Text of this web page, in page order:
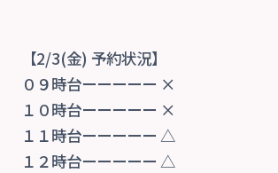
【2/3(金) 予約状況】
０９時台ーーーーー ×
１０時台ーーーーー ×
１１時台ーーーーー △
１２時台ーーーーー △